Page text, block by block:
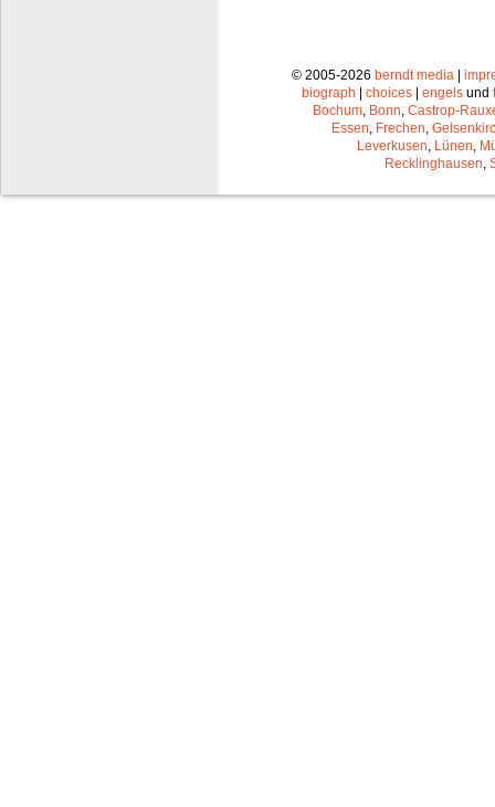
© 2005-2026 berndt media |
biograph | choices | engels und
Bochum Bonn Castrop-
Essen Frechen
Leverkusen Lünen
Recklinghausen